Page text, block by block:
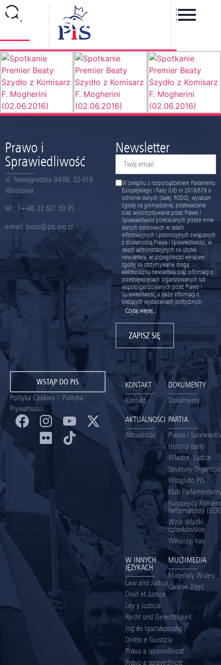
(02.06.2016)
Prawo i
Sprawiedliwość
ul. Nowogrodzka 84/86, 02-018
Warszawa
tel.: (+48) 22 621 50 35
e-mail: biuro@pis.org.pl
Newsletter
W związku z rozporządzeniem Parlamentu
Europejskiego i Rady (UE) nr 2016/679 o
ochronie danych (dalej: RODO), wyrażam
zgodę na gromadzenie, przetwarzanie
oraz wykorzystywanie przez Prawo i
Sprawiedliwość przekazanych przeze mnie
danych osobowych w celach
informacyjnych i promocyjnych związanych
z działalnością Prawa i Sprawiedliwości, w
celach administracyjnych na użytek
newslettera, w szczególności wyrażam
zgodę na otrzymywanie drogą
elektroniczną newslettera oraz informacji o
przedsięwzięciach organizowanych lub
współorganizowanych przez Prawo i
Sprawiedliwość, a także informacji o
bieżących wydarzeniach politycznych.
Czytaj więcej...
ZAPISZ SIĘ
WSTĄP DO PIS
Polityka Cookies | Polityka
Prywatności
KONTAKT
Kontakt
DOKUMENTY
Dokumenty
AKTUALNOŚCI
Aktualności
PARTIA
Prawo i
Historia partii
Władze, Ludzie
Struktury
Wstąp do PiS
Klub
Europejscy
Reformatorzy (ECR)
Wzór składki
członkowskiej
Wesprzyj nas
W INNYCH
JĘZYKACH
Law and Justice
Droit et Justice
Ley y Justicia
Recht und Gerechtigkeit
Jog és Igazságosság
Diritto e Giustizia
Právo a spravodlivosť
Právo a spravedlnost
MULTIMEDIA
Materiały Wideo
Galerie Zdjęć